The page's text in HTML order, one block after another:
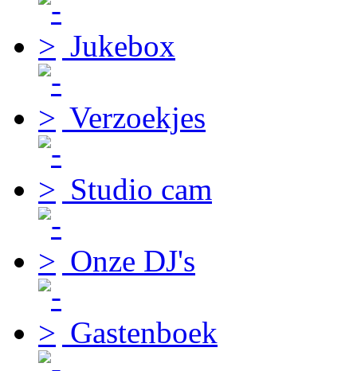
Jukebox
Verzoekjes
Studio cam
Onze DJ's
Gastenboek